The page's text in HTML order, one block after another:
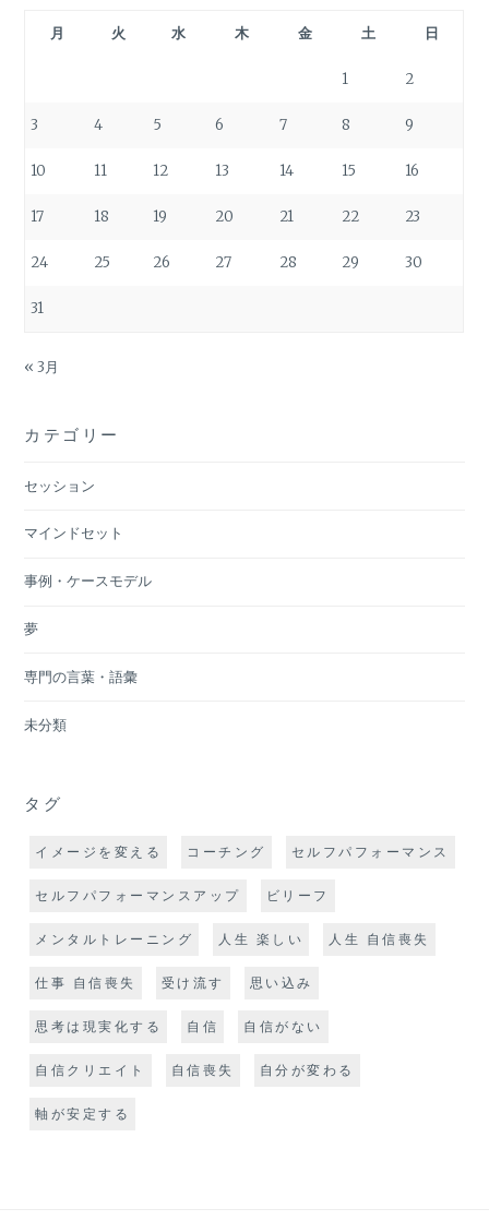
月 火 水 木 金 土 日
1 2
3 4 5 6 7 8 9
10 11 12 13 14 15 16
17 18 19 20 21 22 23
24 25 26 27 28 29 30
31
« 3月
カテゴリー
セッション
マインドセット
事例・ケースモデル
夢
専門の言葉・語彙
未分類
タグ
イメージを変える コーチング セルフパフォーマンス
セルフパフォーマンスアップ ビリーフ
メンタルトレーニング 人生 楽しい 人生 自信喪失
仕事 自信喪失 受け流す 思い込み
思考は現実化する 自信 自信がない
自信クリエイト 自信喪失 自分が変わる
軸が安定する